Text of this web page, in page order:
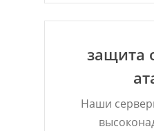
защита
Наши